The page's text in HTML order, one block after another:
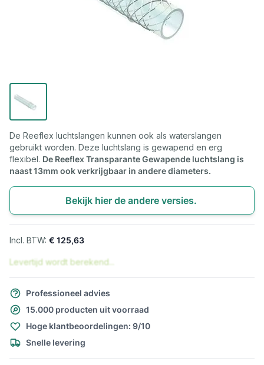
De Reeflex luchtslangen kunnen ook als waterslangen
gebruikt worden. Deze luchtslang is gewapend en erg
flexibel. De Reeflex Transparante Gewapende luchtslang is
naast 13mm ook verkrijgbaar in andere diameters.
Bekijk hier de andere versies.
€ 125,63
Levertijd wordt berekend...
Professioneel advies
15.000 producten uit voorraad
Hoge klantbeoordelingen: 9/10
Snelle levering